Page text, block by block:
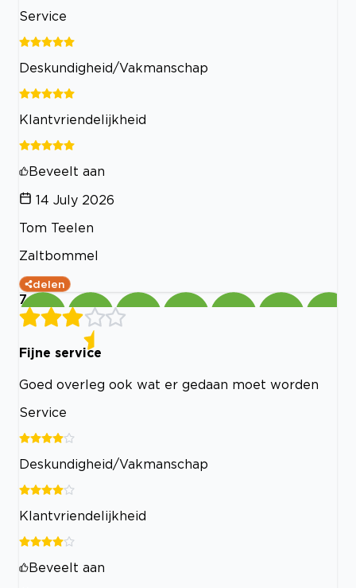
Service
Deskundigheid/Vakmanschap
Klantvriendelijkheid
Beveelt aan
14 July 2026
Tom Teelen
Zaltbommel
delen
7
Fijne service
Goed overleg ook wat er gedaan moet worden
Service
Deskundigheid/Vakmanschap
Klantvriendelijkheid
Beveelt aan